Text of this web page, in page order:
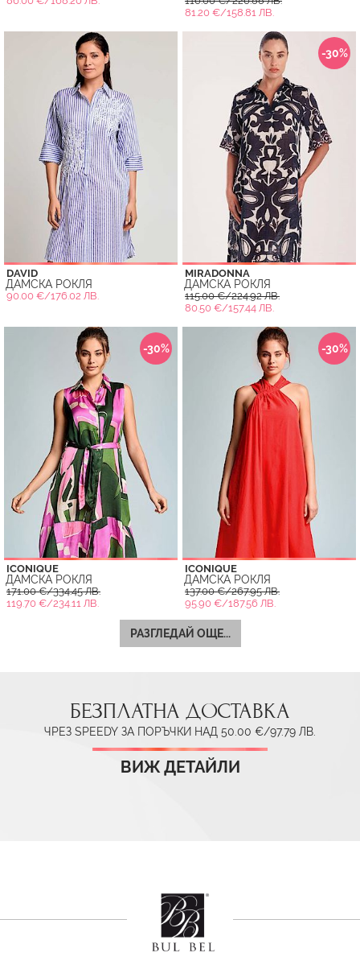
81.20 €/158.81 ЛВ.
DAVID
ДАМСКА РОКЛЯ
90.00 €/176.02 ЛВ.
-30%
MIRADONNA
ДАМСКА РОКЛЯ
115.00 €/224.92 ЛВ.
80.50 €/157.44 ЛВ.
-30%
ICONIQUE
ДАМСКА РОКЛЯ
171.00 €/334.45 ЛВ.
119.70 €/234.11 ЛВ.
-30%
ICONIQUE
ДАМСКА РОКЛЯ
137.00 €/267.95 ЛВ.
95.90 €/187.56 ЛВ.
РАЗГЛЕДАЙ ОЩЕ...
БЕЗПЛАТНА ДОСТАВКА
ЧРЕЗ SPEEDY ЗА ПОРЪЧКИ НАД 50.00 €/97.79 ЛВ.
ВИЖ ДЕТАЙЛИ